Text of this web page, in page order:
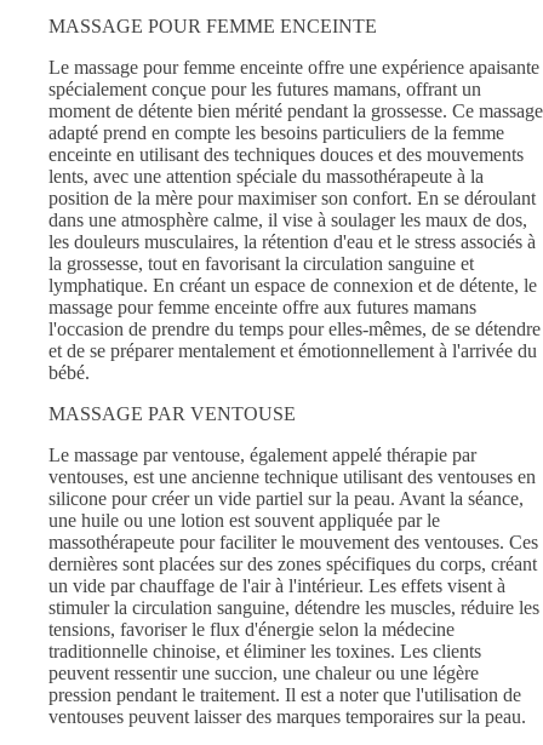
MASSAGE POUR FEMME ENCEINTE
Le massage pour femme enceinte offre une expérience apaisante
spécialement conçue pour les futures mamans, offrant un
moment de détente bien mérité pendant la grossesse. Ce massage
adapté prend en compte les besoins particuliers de la femme
enceinte en utilisant des techniques douces et des mouvements
lents, avec une attention spéciale du massothérapeute à la
position de la mère pour maximiser son confort. En se déroulant
dans une atmosphère calme, il vise à soulager les maux de dos,
les douleurs musculaires, la rétention d'eau et le stress associés à
la grossesse, tout en favorisant la circulation sanguine et
lymphatique. En créant un espace de connexion et de détente, le
massage pour femme enceinte offre aux futures mamans
l'occasion de prendre du temps pour elles-mêmes, de se détendre
et de se préparer mentalement et émotionnellement à l'arrivée du
bébé.
MASSAGE PAR VENTOUSE
Le massage par ventouse, également appelé thérapie par
ventouses, est une ancienne technique utilisant des ventouses en
silicone pour créer un vide partiel sur la peau. Avant la séance,
une huile ou une lotion est souvent appliquée par le
massothérapeute pour faciliter le mouvement des ventouses. Ces
dernières sont placées sur des zones spécifiques du corps, créant
un vide par chauffage de l'air à l'intérieur. Les effets visent à
stimuler la circulation sanguine, détendre les muscles, réduire les
tensions, favoriser le flux d'énergie selon la médecine
traditionnelle chinoise, et éliminer les toxines. Les clients
peuvent ressentir une succion, une chaleur ou une légère
pression pendant le traitement. Il est a noter que l'utilisation de
ventouses peuvent laisser des marques temporaires sur la peau.